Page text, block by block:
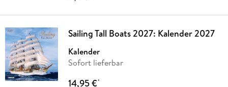
Sailing Tall Boats 2027: Kalender 2027
Kalender
Sofort lieferbar
14,95 €*